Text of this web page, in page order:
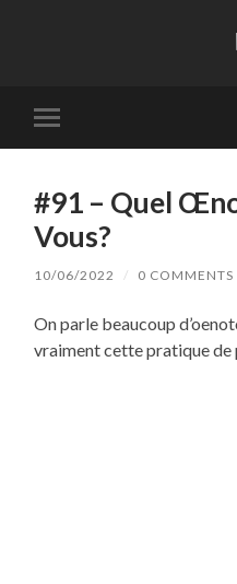
mobile
#91 – Quel
Vous?
10/06/2022 / 0 COMMENTS
On parle beaucoup
vraiment cette pratique de